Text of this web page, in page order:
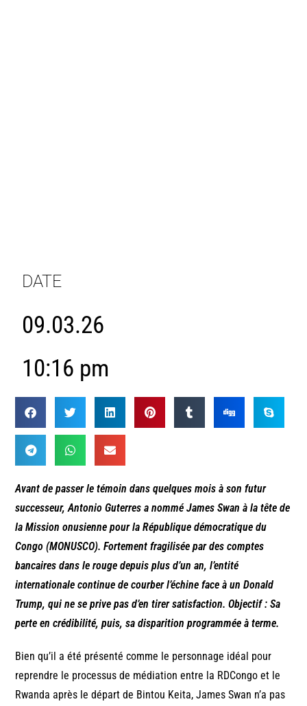
DATE
09.03.26
10:16 pm
Avant de passer le témoin dans quelques mois à son futur
successeur, Antonio Guterres a nommé James Swan à la tête de
la Mission onusienne pour la République démocratique du
Congo (MONUSCO). Fortement fragilisée par des comptes
bancaires dans le rouge depuis plus d’un an, l’entité
internationale continue de courber l’échine face à un Donald
Trump, qui ne se prive pas d’en tirer satisfaction. Objectif : Sa
perte en crédibilité, puis, sa disparition programmée à terme.
Bien qu’il a été présenté comme le personnage idéal pour
reprendre le processus de médiation entre la RDCongo et le
Rwanda après le départ de Bintou Keita, James Swan n’a pas